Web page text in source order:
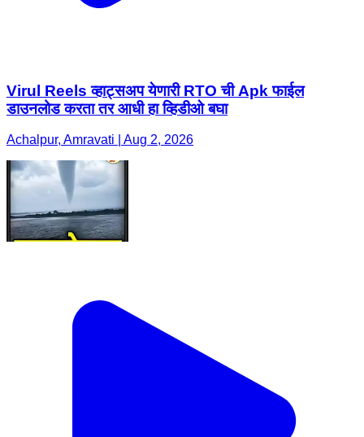
Virul Reels व्हाट्सअप येणारी RTO ची Apk फाईल
डाउनलोड करता तर आधी हा व्हिडीओ बघा
Achalpur, Amravati | Aug 2, 2026